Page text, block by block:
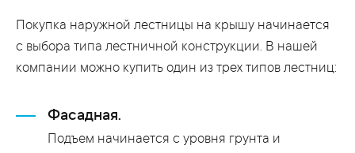
Покупка наружной лестницы на крышу начинается
с выбора типа лестничной конструкции. В нашей
компании можно купить один из трех типов лестниц:
Фасадная.
Подъем начинается с уровня грунта и